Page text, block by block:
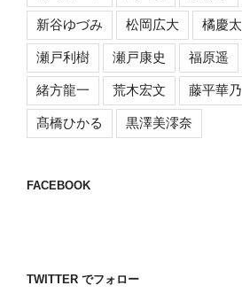
新谷ゆづみ 松岡広大 橘慶太
瀬戸利樹 瀬戸康史 福原遥
緒方龍一 荒木宏文 藤平華乃
髙橋ひかる 黒澤美澪奈
FACEBOOK
TWITTER でフォロー